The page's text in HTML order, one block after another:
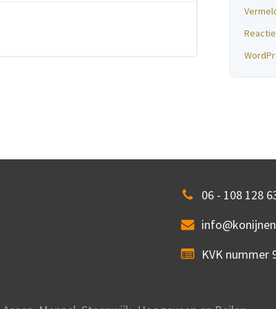
06 - 108 128
KVK nummer